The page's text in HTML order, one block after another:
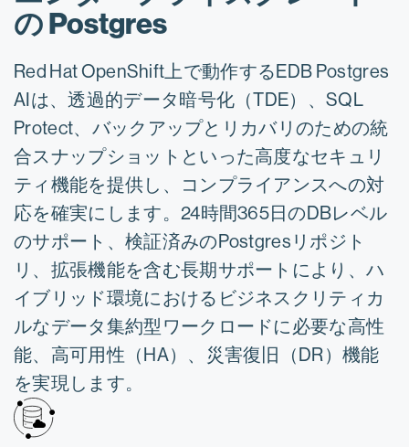
の Postgres
Red Hat OpenShift上で動作するEDB Postgres
AIは、透過的データ暗号化（TDE）、SQL
Protect、バックアップとリカバリのための統
合スナップショットといっ​​た高度なセキュリ
ティ機能を提供し、コンプライアンスへの対
応を確実にします。24時間365日のDBレベル
のサポート、検証済みのPostgresリポジト
リ、拡張機能を含む長期サポートにより、ハ
イブリッド環境におけるビジネスクリティカ
ルなデータ集約型ワークロードに必要な高性
能、高可用性（HA）、災害復旧（DR）機能
を実現します。